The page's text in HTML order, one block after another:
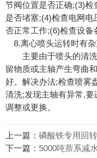
节阀位置是否正确;(3)检
是否堵塞;(4)检查电网
否正常工作;(6)检查设备
8.离心喷头运转时有杂
主要由于喷头的清洗
留物质或主轴产生弯曲
好。解决办法;检查喷雾
清洗;发现主轴有异常,
调整或更换。
上一篇：磷酸铁专用回
下一篇： 5000吨萘系减